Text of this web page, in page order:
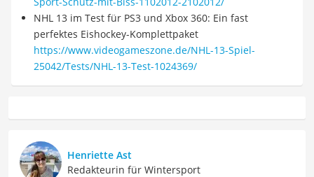
NHL 13 im Test für PS3 und Xbox 360: Ein fast
perfektes Eishockey-Komplettpaket
https://www.videogameszone.de/NHL-13-Spiel-
25042/Tests/NHL-13-Test-1024369/
Henriette Ast
Redakteurin für Wintersport